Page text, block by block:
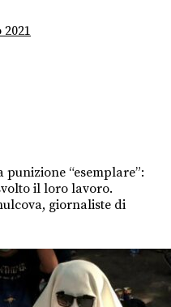
“esemplare”:
il loro lavoro.
giornaliste di